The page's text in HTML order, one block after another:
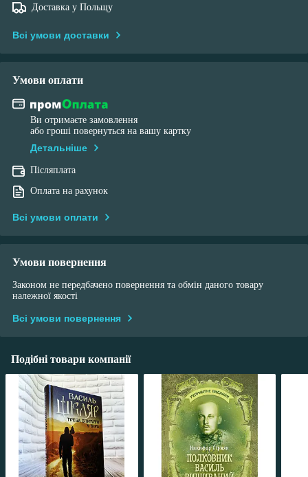
Доставка у Польщу
Всі умови доставки
Умови оплати
Ви отримаєте замовлення
або гроші повернуться на вашу картку
Детальніше
Післяплата
Оплата на рахунок
Всі умови оплати
Умови повернення
Законом не передбачено повернення та обмін даного товару
належної якості
Всі умови повернення
Подібні товари компанії